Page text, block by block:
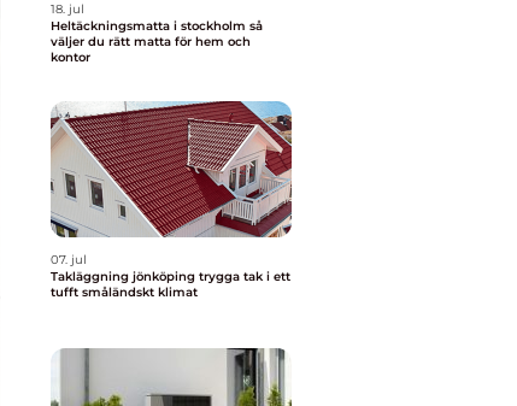
18. jul
Heltäckningsmatta i stockholm så
väljer du rätt matta för hem och
kontor
07. jul
Takläggning jönköping trygga tak i ett
tufft småländskt klimat